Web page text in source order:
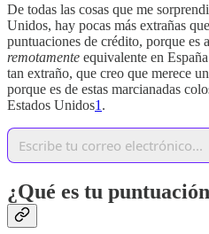
De todas las cosas que me
Unidos, hay pocas más extrañas
puntuaciones de crédito, porque es
remotamente equivalente en
tan extraño, que creo que merece
porque es de estas marcianadas
Estados Unidos1 .
¿Qué es tu